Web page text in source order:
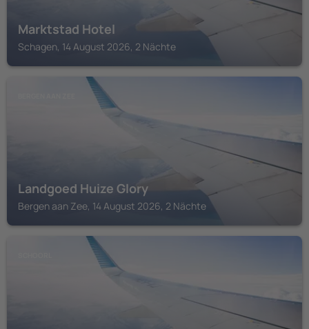
Marktstad Hotel
Schagen, 14 August 2026, 2 Nächte
Landgoed Huize Glory
Bergen aan Zee, 14 August 2026, 2 Nächte